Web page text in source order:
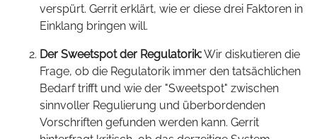
verspürt. Gerrit erklärt, wie er diese drei Faktoren in
Einklang bringen will.
Der Sweetspot der Regulatorik:Wir diskutieren die
Frage, ob die Regulatorik immer den tatsächlichen
Bedarf trifft und wie der "Sweetspot" zwischen
sinnvoller Regulierung und überbordenden
Vorschriften gefunden werden kann. Gerrit